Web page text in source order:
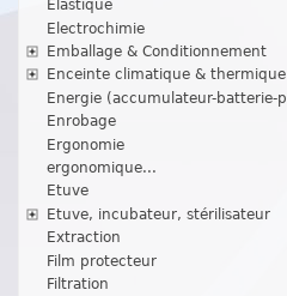
Elastique
Electrochimie
Emballage & Conditionnement
Enceinte climatique & thermique
Energie (accumulateur-batterie-p
Enrobage
Ergonomie
ergonomique...
Etuve
Etuve, incubateur, stérilisateur
Extraction
Film protecteur
Filtration